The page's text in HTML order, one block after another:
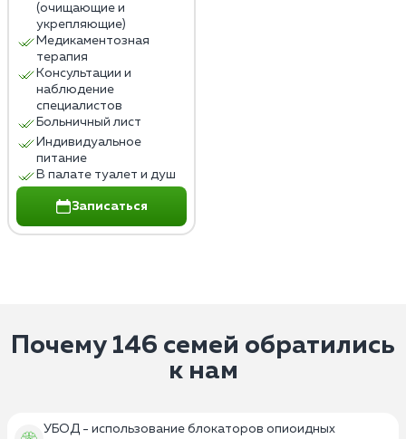
(очищающие и
укрепляющие)
Медикаментозная
терапия
Консультации и
наблюдение
специалистов
Больничный лист
Индивидуальное
питание
В палате туалет и душ
Записаться
Почему 146 семей обратились
к нам
УБОД - использование блокаторов опиоидных